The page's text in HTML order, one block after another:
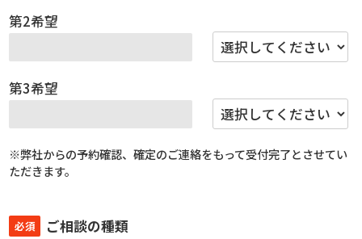
第2希望
第3希望
※弊社からの予約確認、確定のご連絡をもって受付完了とさせてい
ただきます。
必須
ご相談の種類